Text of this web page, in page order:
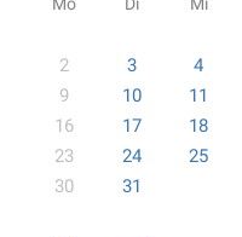
2
3 4
9
10 11
16
17 18
23
24 25
30
31